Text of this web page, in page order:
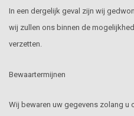
In een dergelijk geval zijn wij
wij zullen ons binnen de
verzetten.
Bewaartermijnen
Wij bewaren uw gegevens zolang u